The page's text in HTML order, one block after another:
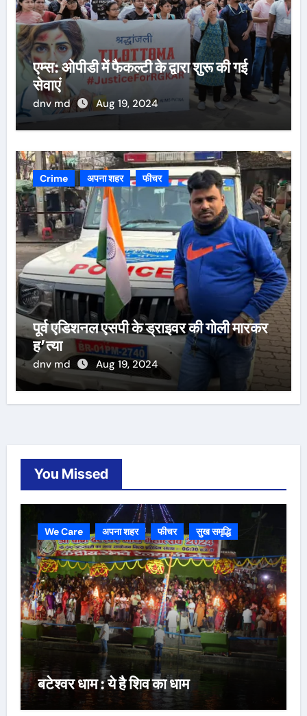
एम्स: ओपीडी में फैकल्टी के द्वारा शुरू की गई
सेवाएं
dnv md Aug 19, 2024
Crime अपना शहर फीचर
पूर्व एडिशनल एसपी के ड्राइवर की गोली मारकर
ह’त्या
dnv md Aug 19, 2024
You Missed
We Care अपना शहर फीचर सुख समृद्धि
बटेश्वर धाम : ये है शिव का धाम